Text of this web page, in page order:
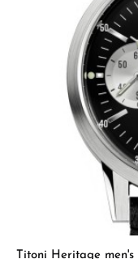
Titoni Heritage men's